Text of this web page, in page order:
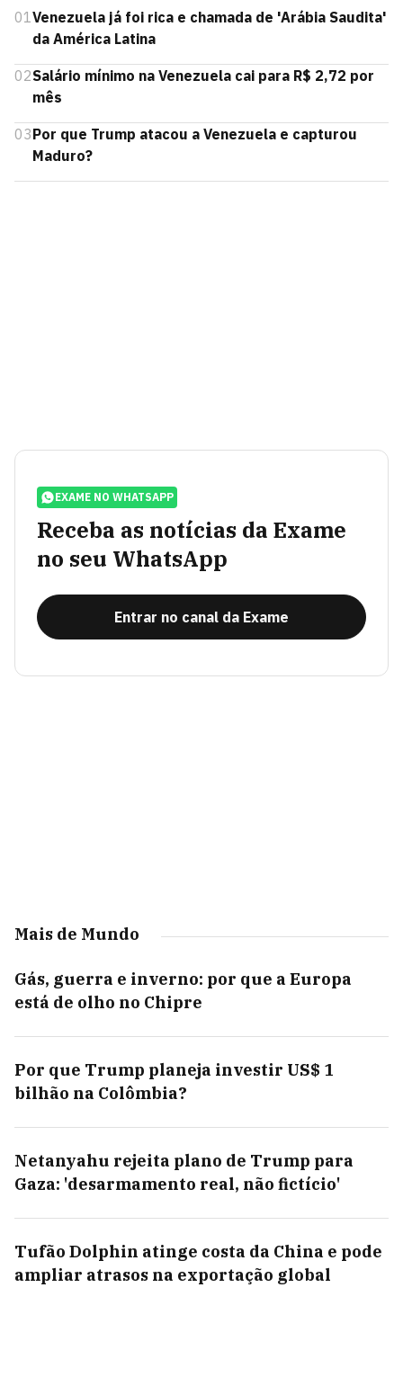
01Venezuela já foi rica e chamada de 'Arábia Saudita'
da América Latina
02Salário mínimo na Venezuela cai para R$ 2,72 por
mês
03Por que Trump atacou a Venezuela e capturou
Maduro?
EXAME NO WHATSAPP
Receba as notícias da Exame
no seu WhatsApp
Entrar no canal da Exame
Mais de Mundo
Gás, guerra e inverno: por que a Europa
está de olho no Chipre
Por que Trump planeja investir US$ 1
bilhão na Colômbia?
Netanyahu rejeita plano de Trump para
Gaza: 'desarmamento real, não fictício'
Tufão Dolphin atinge costa da China e pode
ampliar atrasos na exportação global